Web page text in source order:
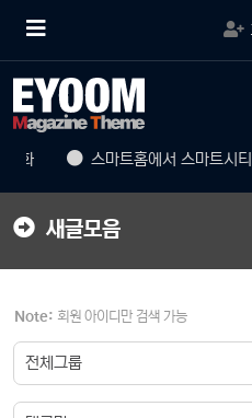
메
튼
스마트홈에서 스마트시티
새글모음
Note: 회원 아이디만 검색 가능